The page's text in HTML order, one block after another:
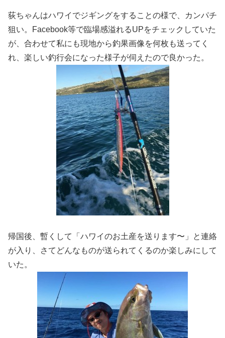
荻ちゃんはハワイでジギングをすることの様で、カンパチ
狙い。Facebook等で臨場感溢れるUPをチェックしていた
が、合わせて私にも現地から釣果画像を何枚も送ってく
れ、楽しい釣行会になった様子が伺えたので良かった。
帰国後、暫くして「ハワイのお土産を送ります〜」と連絡
が入り、さてどんなものが送られてくるのか楽しみにして
いた。